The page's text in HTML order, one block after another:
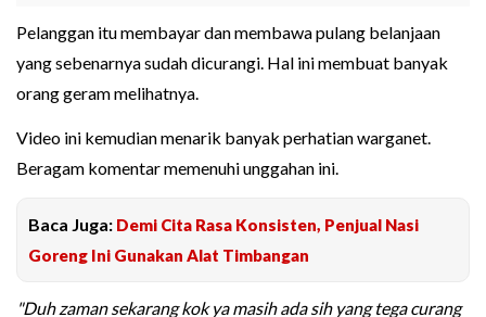
Pelanggan itu membayar dan membawa pulang belanjaan
yang sebenarnya sudah dicurangi. Hal ini membuat banyak
orang geram melihatnya.
Video ini kemudian menarik banyak perhatian warganet.
Beragam komentar memenuhi unggahan ini.
Baca Juga: Demi Cita Rasa Konsisten, Penjual Nasi
Goreng Ini Gunakan Alat Timbangan
"Duh zaman sekarang kok ya masih ada sih yang tega curang